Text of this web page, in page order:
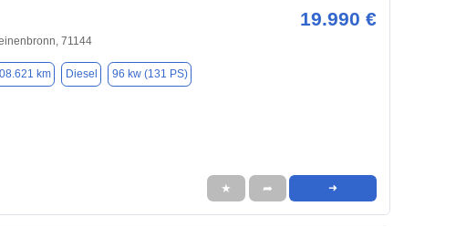
19.990 €
71144
km Diesel 96 kw (131 PS)
★ ➦ ➜